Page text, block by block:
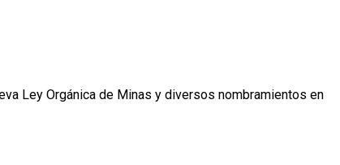
Ley Orgánica de Minas y diversos nombramientos en